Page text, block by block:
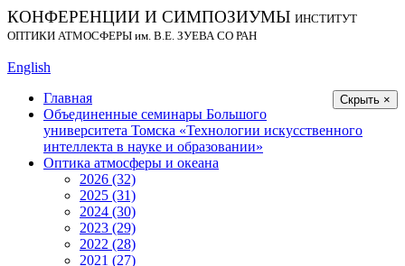
КОНФЕРЕНЦИИ И СИМПОЗИУМЫ ИНСТИТУТ
ОПТИКИ АТМОСФЕРЫ им. В.Е. ЗУЕВА СО РАН
English
Скрыть ×
Главная
Объединенные семинары Большого
университета Томска «Технологии искусственного
интеллекта в науке и образовании»
Оптика атмосферы и океана
2026 (32)
2025 (31)
2024 (30)
2023 (29)
2022 (28)
2021 (27)